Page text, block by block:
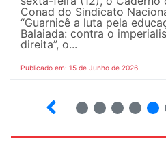
Conad do Sindicato
“Guarnicê a luta pela
Balaiada: contra o
direita”, o...
Publicado em: 15 de Junho de 2026